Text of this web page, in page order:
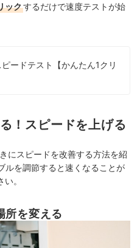
ックするだけで速度テストが始
ードテスト【かんたん1クリ
！スピードを上げる
にスピードを改善する方法を紹
ルを調節すると速くなることが
。
を変える